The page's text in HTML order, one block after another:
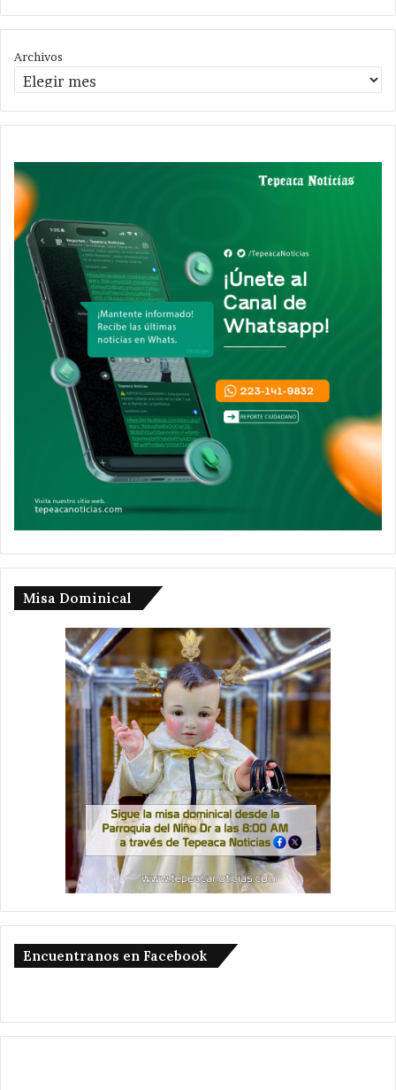
Archivos
Misa Dominical
Encuentranos en Facebook